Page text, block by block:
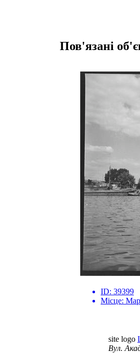
Пов'язані
ID: 39399
Місце:
site logo
Вул.